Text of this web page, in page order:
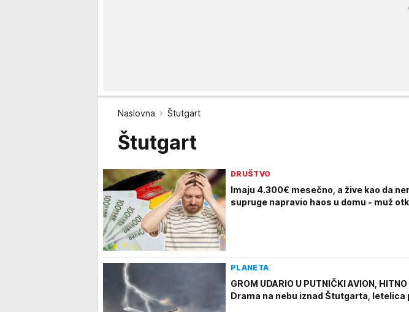
Naslovna Štutgart
Štutgart
DRUŠTVO
Imaju 4.300€ mesečno, a žive kao da
supruge napravio haos u domu - muž
PLANETA
GROM UDARIO U PUTNIČKI AVION,
Drama na nebu iznad Štutgarta,